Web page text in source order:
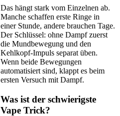
Das hängt stark vom Einzelnen ab.
Manche schaffen erste Ringe in
einer Stunde, andere brauchen Tage.
Der Schlüssel: ohne Dampf zuerst
die Mundbewegung und den
Kehlkopf-Impuls separat üben.
Wenn beide Bewegungen
automatisiert sind, klappt es beim
ersten Versuch mit Dampf.
Was ist der schwierigste
Vape Trick?